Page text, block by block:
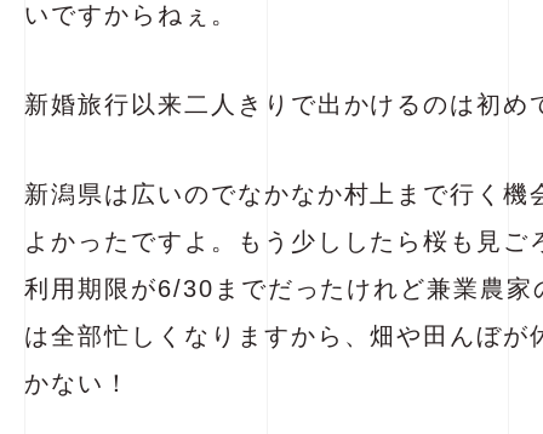
いですからねぇ。
新婚旅行以来二人きりで出かけるのは初め
新潟県は広いのでなかなか村上まで行く機
よかったですよ。もう少ししたら桜も見ご
利用期限が6/30までだったけれど兼業農家
は全部忙しくなりますから、畑や田んぼが
かない！